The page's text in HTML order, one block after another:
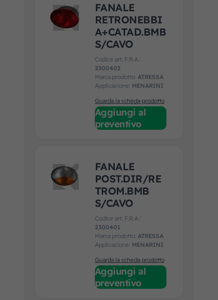
FANALE
RETRONEBBI
A+CATAD.BMB
S/CAVO
Codice art. F.R.A.:
2300402
Marca prodotto: ATRESSA
Applicazione: MENARINI
Guarda la scheda prodotto
Aggiungi al
preventivo
FANALE
POST.DIR/RE
TROM.BMB
S/CAVO
Codice art. F.R.A.:
2300401
Marca prodotto: ATRESSA
Applicazione: MENARINI
Guarda la scheda prodotto
Aggiungi al
preventivo